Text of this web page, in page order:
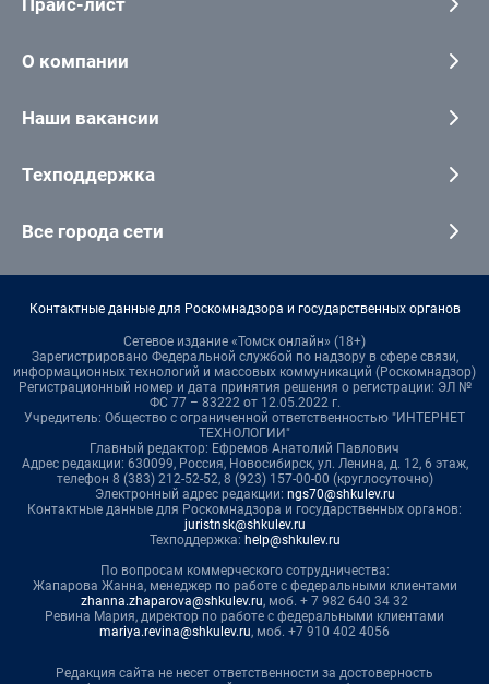
Прайс-лист
О компании
Наши вакансии
Техподдержка
Все города сети
Контактные данные для Роскомнадзора и государственных органов
Сетевое издание «Томск онлайн» (18+)
Зарегистрировано Федеральной службой по надзору в сфере связи,
информационных технологий и массовых коммуникаций (Роскомнадзор)
Регистрационный номер и дата принятия решения о регистрации: ЭЛ №
ФС 77 – 83222 от 12.05.2022 г.
Учредитель: Общество с ограниченной ответственностью "ИНТЕРНЕТ
ТЕХНОЛОГИИ"
Главный редактор: Ефремов Анатолий Павлович
Адрес редакции: 630099, Россия, Новосибирск, ул. Ленина, д. 12, 6 этаж,
телефон 8 (383) 212-52-52, 8 (923) 157-00-00 (круглосуточно)
Электронный адрес редакции: ngs70@shkulev.ru
Контактные данные для Роскомнадзора и государственных органов:
juristnsk@shkulev.ru
Техподдержка: help@shkulev.ru
По вопросам коммерческого сотрудничества:
Жапарова Жанна, менеджер по работе с федеральными клиентами
zhanna.zhaparova@shkulev.ru, моб. + 7 982 640 34 32
Ревина Мария, директор по работе с федеральными клиентами
mariya.revina@shkulev.ru, моб. +7 910 402 4056
Редакция сайта не несет ответственности за достоверность